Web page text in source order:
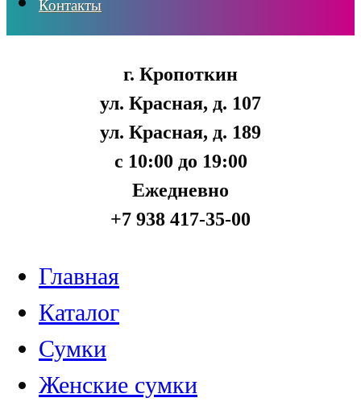
Контакты
г. Кропоткин
ул. Красная, д. 107
ул. Красная, д. 189
с 10:00 до 19:00
Ежедневно
+7 938 417-35-00
Главная
Каталог
Сумки
Женские сумки